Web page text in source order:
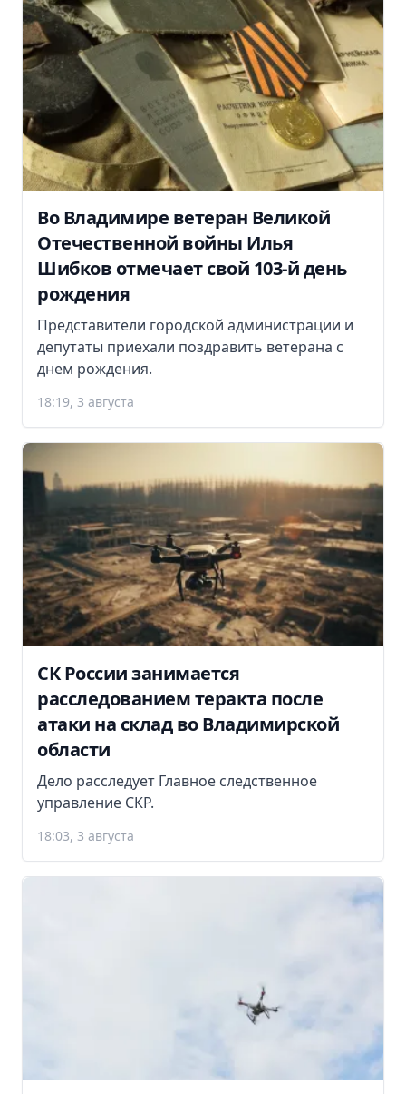
Во Владимире ветеран Великой
Отечественной войны Илья
Шибков отмечает свой 103-й день
рождения
Представители городской администрации и
депутаты приехали поздравить ветерана с
днем рождения.
18:19, 3 августа
СК России занимается
расследованием теракта после
атаки на склад во Владимирской
области
Дело расследует Главное следственное
управление СКР.
18:03, 3 августа